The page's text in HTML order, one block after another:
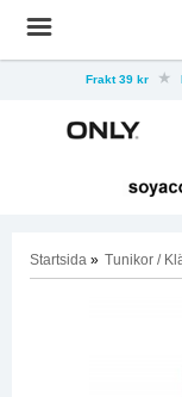
Frakt 39 kr
Startsida » Tunikor /